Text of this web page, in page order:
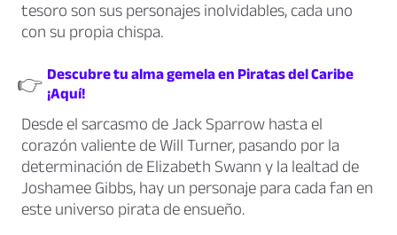
tesoro son sus personajes inolvidables, cada uno
con su propia chispa.
👉 Descubre tu alma gemela en Piratas del Caribe
¡Aquí!
Desde el sarcasmo de Jack Sparrow hasta el
corazón valiente de Will Turner, pasando por la
determinación de Elizabeth Swann y la lealtad de
Joshamee Gibbs, hay un personaje para cada fan en
este universo pirata de ensueño.